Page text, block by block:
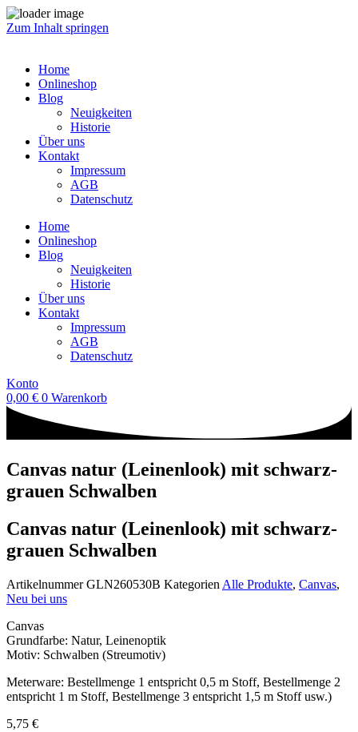
Zum Inhalt springen
Home
Onlineshop
Blog
Neuigkeiten
Historie
Über uns
Kontakt
Impressum
AGB
Datenschutz
Home
Onlineshop
Blog
Neuigkeiten
Historie
Über uns
Kontakt
Impressum
AGB
Datenschutz
Konto
0,00 € 0 Warenkorb
Canvas natur (Leinenlook) mit schwarz-
grauen Schwalben
Canvas natur (Leinenlook) mit schwarz-
grauen Schwalben
ArtikelnummerGLN260530B Kategorien Alle Produkte, Canvas,
Neu bei uns
Canvas
Grundfarbe: Natur, Leinenoptik
Motiv: Schwalben (Streumotiv)
Meterware: Bestellmenge 1 entspricht 0,5 m Stoff, Bestellmenge 2
entspricht 1 m Stoff, Bestellmenge 3 entspricht 1,5 m Stoff usw.)
5,75 €